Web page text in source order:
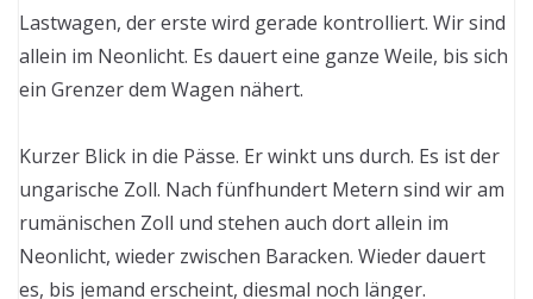
Lastwagen, der erste wird gerade kontrolliert. Wir sind
allein im Neonlicht. Es dauert eine ganze Weile, bis sich
ein Grenzer dem Wagen nähert.
Kurzer Blick in die Pässe. Er winkt uns durch. Es ist der
ungarische Zoll. Nach fünfhundert Metern sind wir am
rumänischen Zoll und stehen auch dort allein im
Neonlicht, wieder zwischen Baracken. Wieder dauert
es, bis jemand erscheint, diesmal noch länger.